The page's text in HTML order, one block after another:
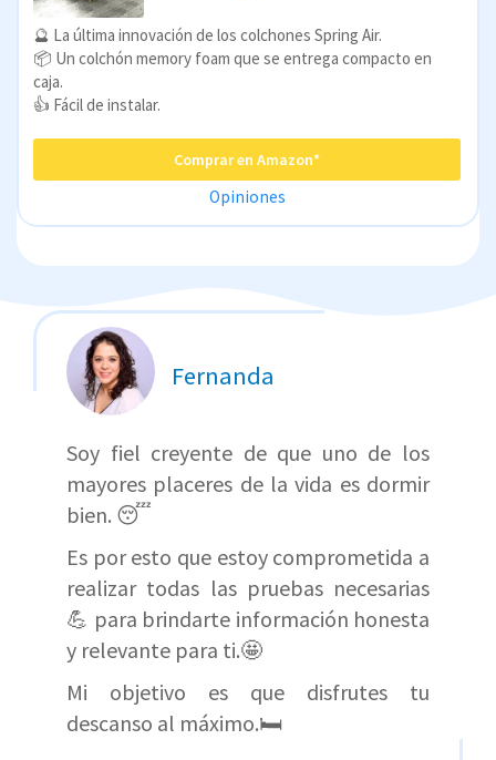
🔮 La última innovación de los colchones Spring Air.
📦 Un colchón memory foam que se entrega compacto en
caja.
👍 Fácil de instalar.
Comprar en Amazon*
Opiniones
Fernanda
Soy fiel creyente de que uno de los
mayores placeres de la vida es dormir
bien. 😴
Es por esto que estoy comprometida a
realizar todas las pruebas necesarias
💪 para brindarte información honesta
y relevante para ti.🤩
Mi objetivo es que disfrutes tu
descanso al máximo.🛏️